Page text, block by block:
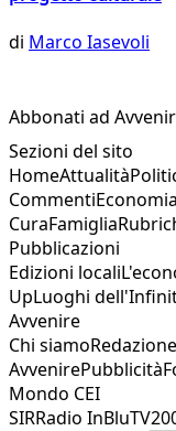
di Marco Iasevoli
Abbonati ad
Sezioni del sito
HomeAttualità
CommentiEconomia
CuraFamiglia
Pubblicazioni
Edizioni locali
UpLuoghi
Avvenire
Chi siamoRedazione
AvvenirePubblicità
Mondo CEI
SIRRadio InBlu